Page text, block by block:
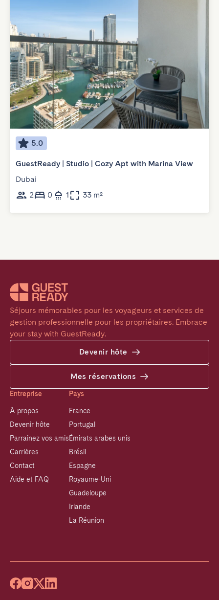
5.0
GuestReady | Studio | Cozy Apt with Marina View
Dubai
2
0 1 33 m²
Séjours mémorables pour les voyageurs et services de
gestion professionnelle pour les propriétaires. Embrace
your stay with GuestReady.
Devenir hôte
Mes réservations
Entreprise
À propos
Devenir hôte
Parrainez vos amis
Carrières
Contact
Aide et FAQ
Pays
France
Portugal
Émirats arabes unis
Brésil
Espagne
Royaume-Uni
Guadeloupe
Irlande
La Réunion